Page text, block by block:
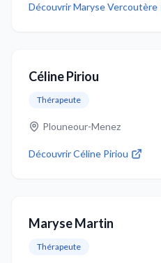
DécouvrirMaryse Vercoutère
Céline Piriou
Thérapeute
Plouneour-Menez
DécouvrirCéline Piriou
Maryse Martin
Thérapeute